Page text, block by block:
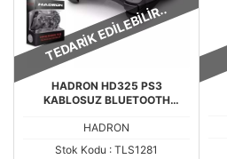
TEDARİK EDİLEBİLİR..
HADRON HD325 PS3
KABLOSUZ BLUETOOTH
HADRON
Stok Kodu : TLS1281